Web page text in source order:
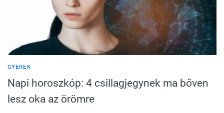
GYEREK
Napi horoszkóp: 4 csillagjegynek ma bőven
lesz oka az örömre